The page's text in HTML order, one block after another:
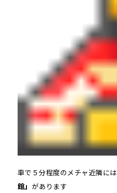
車で５分程度のメチャ近隣には
館」 があります